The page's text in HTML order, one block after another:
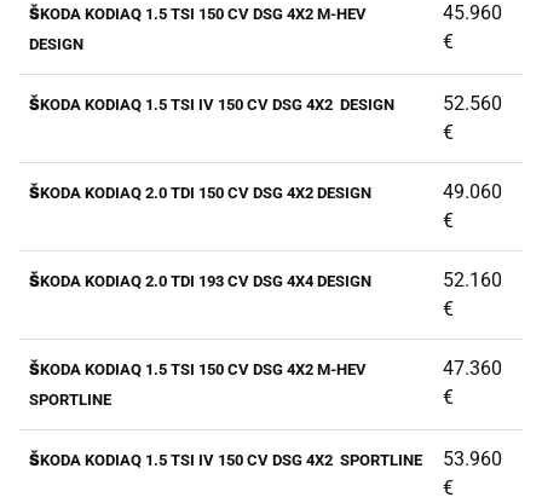
ŠKODA KODIAQ 1.5 TSI 150 CV DSG 4X2 M-HEV
DESIGN
45.960
€
ŠKODA KODIAQ 1.5 TSI IV 150 CV DSG 4X2 DESIGN
52.560
€
ŠKODA KODIAQ 2.0 TDI 150 CV DSG 4X2 DESIGN
49.060
€
ŠKODA KODIAQ 2.0 TDI 193 CV DSG 4X4 DESIGN
52.160
€
ŠKODA KODIAQ 1.5 TSI 150 CV DSG 4X2 M-HEV
SPORTLINE
47.360
€
ŠKODA KODIAQ 1.5 TSI IV 150 CV DSG 4X2 SPORTLINE
53.960
€